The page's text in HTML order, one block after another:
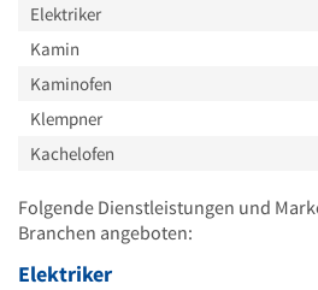
Elektriker
Kamin
Kaminofen
Klempner
Kachelofen
Folgende Dienstleistungen und
Branchen angeboten:
Elektriker